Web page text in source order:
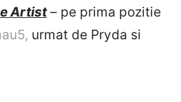
Artist– pe prima pozitie
urmat de Pryda si